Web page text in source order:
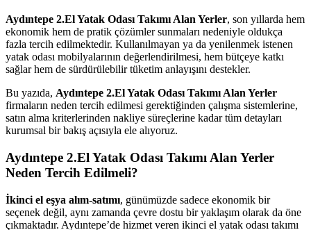
Aydıntepe 2.El Yatak Odası Takımı Alan Yerler, son yıllarda hem
ekonomik hem de pratik çözümler sunmaları nedeniyle oldukça
fazla tercih edilmektedir. Kullanılmayan ya da yenilenmek istenen
yatak odası mobilyalarının değerlendirilmesi, hem bütçeye katkı
sağlar hem de sürdürülebilir tüketim anlayışını destekler.
Bu yazıda, Aydıntepe 2.El Yatak Odası Takımı Alan Yerler
firmaların neden tercih edilmesi gerektiğinden çalışma sistemlerine,
satın alma kriterlerinden nakliye süreçlerine kadar tüm detayları
kurumsal bir bakış açısıyla ele alıyoruz.
Aydıntepe 2.El Yatak Odası Takımı Alan Yerler
Neden Tercih Edilmeli?
İkinci el eşya alım-satımı, günümüzde sadece ekonomik bir
seçenek değil, aynı zamanda çevre dostu bir yaklaşım olarak da öne
çıkmaktadır. Aydıntepe’de hizmet veren ikinci el yatak odası takımı